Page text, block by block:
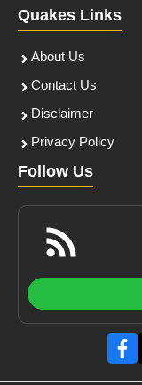
Quakes Links
About Us
Contact Us
Disclaimer
Privacy Policy
Follow Us